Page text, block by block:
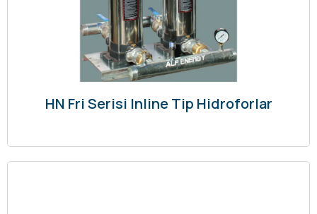
HN Fri Serisi Inline Tip Hidroforlar